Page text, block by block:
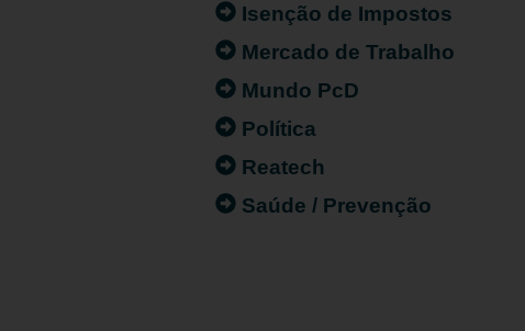
Isenção de Impostos
Mercado de Trabalho
Mundo PcD
Política
Reatech
Saúde / Prevenção